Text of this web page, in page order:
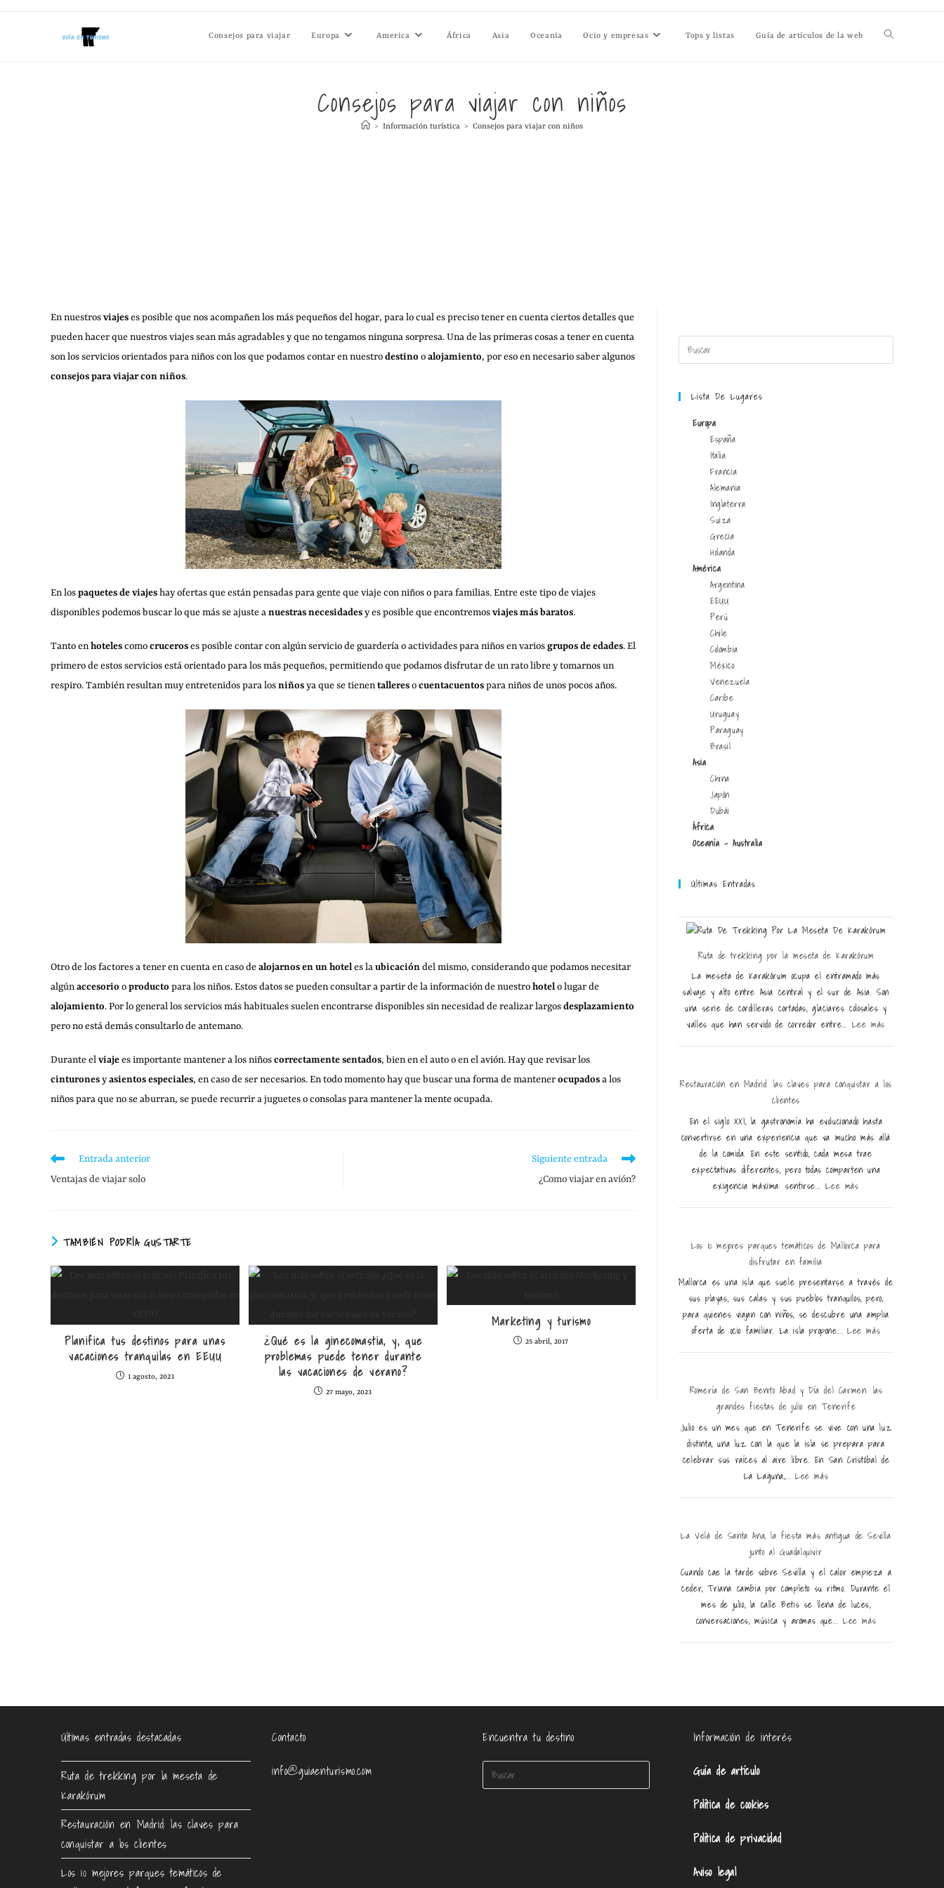
Consejos para viajar Europa America África Asia Oceanía Ocio y empresas Tops y listas Guía de artículos de la web
Consejos para viajar con niños
> Información turística > Consejos para viajar con niños
En nuestrosviajeses posible que nos acompañen los más pequeños del hogar, para lo cual es preciso tener en cuenta ciertos detalles que
pueden hacer que nuestros viajes sean más agradables y que no tengamos ninguna sorpresa. Una de las primeras cosas a tener en cuenta
son los servicios orientados para niños con los que podamos contar en nuestrodestino oalojamiento, por eso en necesario saber algunos
consejos para viajar con niños.
En lospaquetes de viajeshay ofertas que están pensadas para gente que viaje con niños o para familias. Entre este tipo de viajes
disponibles podemos buscar lo que más se ajuste anuestras necesidadesy es posible que encontremosviajes más baratos.
Tanto enhotelescomocruceroses posible contar con algún servicio de guardería o actividades para niños en variosgrupos de edades. El
primero de estos servicios está orientado para los más pequeños, permitiendo que podamos disfrutar de un rato libre y tomarnos un
respiro. También resultan muy entretenidos para losniñosya que se tienentalleresocuentacuentospara niños de unos pocos años.
Otro de los factores a tener en cuenta en caso dealojarnos en un hoteles laubicacióndel mismo, considerando que podamos necesitar
algúnaccesorio oproducto para los niños. Estos datos se pueden consultar a partir de la información de nuestrohotelo lugar de
alojamiento. Por lo general los servicios más habituales suelen encontrarse disponibles sin necesidad de realizar largosdesplazamiento
pero no está demás consultarlo de antemano.
Durante elviajees importante mantener a los niñoscorrectamente sentados, bien en el auto o en el avión. Hay que revisar los
cinturonesyasientos especiales, en caso de ser necesarios. En todo momento hay que buscar una forma de mantenerocupadosa los
niños para que no se aburran, se puede recurrir a juguetes o consolas para mantener la mente ocupada.
Entrada anterior
Ventajas de viajar solo
Siguiente entrada
¿Como viajar en avión?
TAMBIÉN PODRÍA GUSTARTE
Planifica tus destinos para unas
vacaciones tranquilas en EEUU
1 agosto, 2023
¿Qué es la ginecomastia, y, que
problemas puede tener durante
las vacaciones de verano?
27 mayo, 2023
Marketing y turismo
25 abril, 2017
Lista De Lugares
Europa
España
Italia
Francia
Alemania
Inglaterra
Suiza
Grecia
Holanda
América
Argentina
EEUU
Perú
Chile
Colombia
México
Venezuela
Caribe
Uruguay
Paraguay
Brasil
Asia
China
Japón
Dubái
África
Oceanía - Australia
Últimas Entradas
Ruta de trekking por la meseta de Karakórum
La meseta de Karakórum ocupa el entramado más
salvaje y alto entre Asia central y el sur de Asia. Son
una serie de cordilleras cortadas, glaciares colosales y
valles que han servido de corredor entre... Lee más
Restauración en Madrid: las claves para conquistar a los
clientes
En el siglo XXI, la gastronomía ha evolucionado hasta
convertirse en una experiencia que va mucho más allá
de la comida. En este sentido, cada mesa trae
expectativas diferentes, pero todas comparten una
exigencia máxima: sentirse...Lee más
Los 10 mejores parques temáticos de Mallorca para
disfrutar en familia
Mallorca es una isla que suele presentarse a través de
sus playas, sus calas y sus pueblos tranquilos, pero,
para quienes viajan con niños, se descubre una amplia
oferta de ocio familiar. La isla propone...Lee más
Romería de San Benito Abad y Día del Carmen: las
grandes fiestas de julio en Tenerife
Julio es un mes que en Tenerife se vive con una luz
distinta, una luz con la que la isla se prepara para
celebrar sus raíces al aire libre. En San Cristóbal de
La Laguna,...Lee más
La Velá de Santa Ana, la fiesta más antigua de Sevilla
junto al Guadalquivir
Cuando cae la tarde sobre Sevilla y el calor empieza a
ceder, Triana cambia por completo su ritmo. Durante el
mes de julio, la calle Betis se llena de luces,
conversaciones, música y aromas que...Lee más
Últimas entradas destacadas
Ruta de trekking por la meseta de
Karakórum
Restauración en Madrid: las claves para
conquistar a los clientes
Los 10 mejores parques temáticos de
Contacto
info@guiaenturismo.com
Encuentra tu destino
Información de interés
Guía de artículo
Política de cookies
Política de privacidad
Aviso legal